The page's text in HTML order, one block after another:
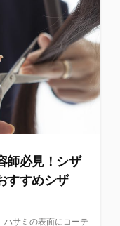
師必見！シザ
すすめシザ
ハサミの表面にコーテ